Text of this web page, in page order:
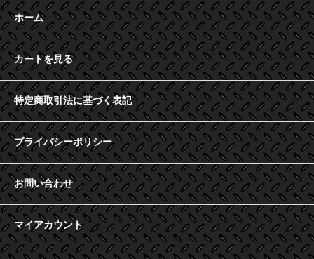
ホーム
カートを見る
特定商取引法に基づく表記
プライバシーポリシー
お問い合わせ
マイアカウント